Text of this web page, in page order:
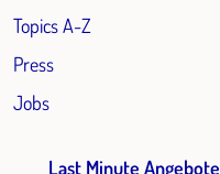
Topics A-Z
Press
Jobs
Last Minute Angebote